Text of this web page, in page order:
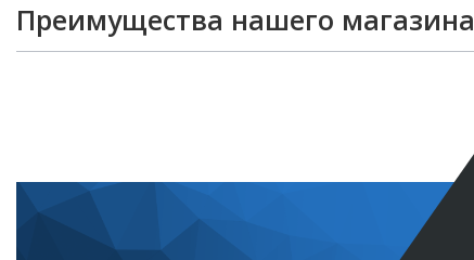
Преимущества нашего магазина